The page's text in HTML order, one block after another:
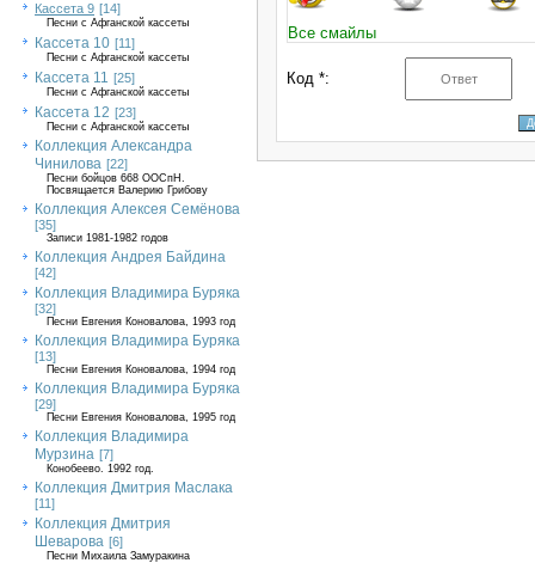
Кассета 9 [14]
Песни с Афганской кассеты
Кассета 10 [11]
Песни с Афганской кассеты
Кассета 11 [25]
Песни с Афганской кассеты
Кассета 12 [23]
Песни с Афганской кассеты
Коллекция Александра
Чинилова [22]
Песни бойцов 668 ООСпН.
Посвящается Валерию Грибову
Коллекция Алексея Семёнова
[35]
Записи 1981-1982 годов
Коллекция Андрея Байдина
[42]
Коллекция Владимира Буряка
[32]
Песни Евгения Коновалова, 1993 год
Коллекция Владимира Буряка
[13]
Песни Евгения Коновалова, 1994 год
Коллекция Владимира Буряка
[29]
Песни Евгения Коновалова, 1995 год
Коллекция Владимира
Мурзина [7]
Конобеево. 1992 год.
Коллекция Дмитрия Маслака
[11]
Коллекция Дмитрия
Шеварова [6]
Песни Михаила Замуракина
Все смайлы
Код *: